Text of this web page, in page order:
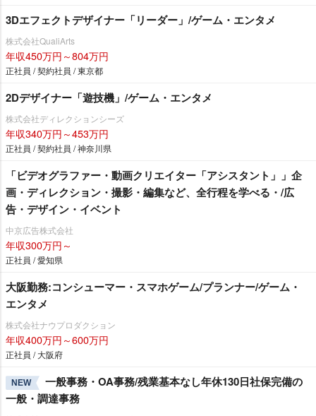
3Dエフェクトデザイナー「リーダー」/ゲーム・エンタメ
株式会社QualiArts
年収450万円～804万円
正社員 / 契約社員 / 東京都
2Dデザイナー「遊技機」/ゲーム・エンタメ
株式会社ディレクションシーズ
年収340万円～453万円
正社員 / 契約社員 / 神奈川県
「ビデオグラファー・動画クリエイター「アシスタント」」企
画・ディレクション・撮影・編集など、全行程を学べる・/広
告・デザイン・イベント
中京広告株式会社
年収300万円～
正社員 / 愛知県
大阪勤務:コンシューマー・スマホゲーム/プランナー/ゲーム・
エンタメ
株式会社ナウプロダクション
年収400万円～600万円
正社員 / 大阪府
NEW
一般事務・OA事務/残業基本なし年休130日社保完備の
一般・調達事務